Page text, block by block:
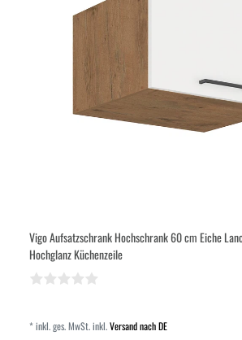
Vigo Aufsatzschrank Hochschrank 60 cm Eiche
Hochglanz Küchenzeile
*inkl. ges. MwSt.inkl.Versand nach DE